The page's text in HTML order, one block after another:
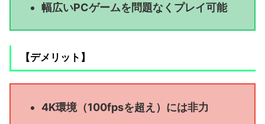
幅広いPCゲームを問題なくプレイ可能
【デメリット】
4K環境（100fpsを超え）には非力